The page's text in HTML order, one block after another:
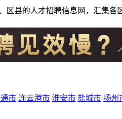
区县的人才招聘信息网，汇集
市 连云港市 淮安市 盐城市 扬州